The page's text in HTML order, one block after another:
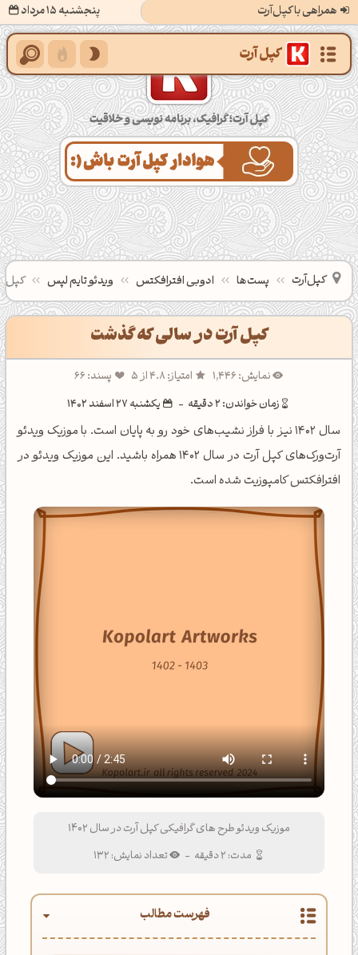
همراهی با کپل‌آرت پنجشنبه 15 مرداد
کپل‌آرت؛ گرافیک، برنامه‌نویسی و خلاقیت
کپل‌آرت پست‌ها ادوبی افترافکتس ویدئو تایم لپس کپل
کپل آرت در سالی که گذشت
نمایش: 1,446 امتیاز: 4.8 از 5
پسند: 66
زمان خواندن: 2 دقیقه
- یکشنبه 27 اسفند 1402
سال 1402 نیز با فراز نشیب‌های خود رو به پایان است. با موزیک ویدئو
آرت‌ورک‌های کپل آرت در سال 1402 همراه باشید. این موزیک ویدئو در
افترافکتس کامپوزیت شده است.
موزیک ویدئو طرح های گرافیکی کپل آرت در سال 1402
مدت: 2 دقیقه
- تعداد نمایش: 132
فهرست مطالب